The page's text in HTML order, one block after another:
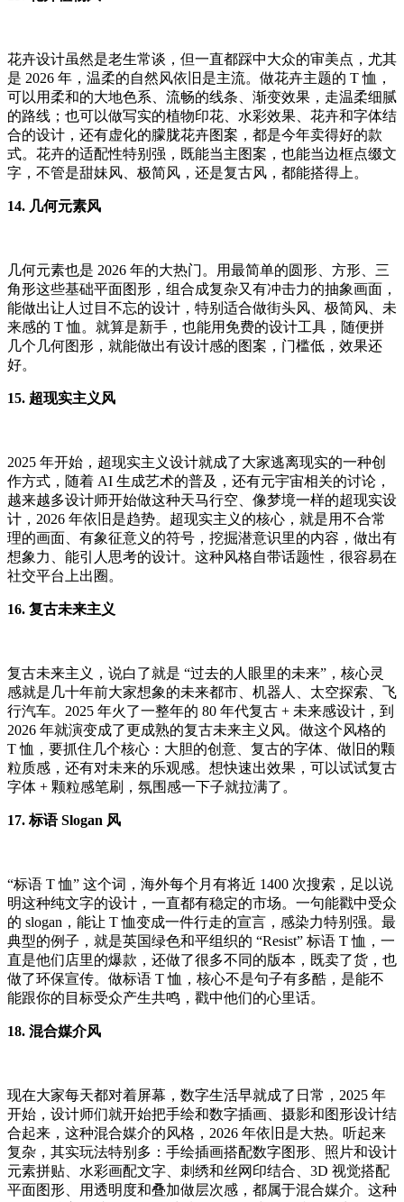
花卉设计虽然是老生常谈，但一直都踩中大众的审美点，尤其
是 2026 年，温柔的自然风依旧是主流。做花卉主题的 T 恤，
可以用柔和的大地色系、流畅的线条、渐变效果，走温柔细腻
的路线；也可以做写实的植物印花、水彩效果、花卉和字体结
合的设计，还有虚化的朦胧花卉图案，都是今年卖得好的款
式。花卉的适配性特别强，既能当主图案，也能当边框点缀文
字，不管是甜妹风、极简风，还是复古风，都能搭得上。
14. 几何元素风
几何元素也是 2026 年的大热门。用最简单的圆形、方形、三
角形这些基础平面图形，组合成复杂又有冲击力的抽象画面，
能做出让人过目不忘的设计，特别适合做街头风、极简风、未
来感的 T 恤。就算是新手，也能用免费的设计工具，随便拼
几个几何图形，就能做出有设计感的图案，门槛低，效果还
好。
15. 超现实主义风
2025 年开始，超现实主义设计就成了大家逃离现实的一种创
作方式，随着 AI 生成艺术的普及，还有元宇宙相关的讨论，
越来越多设计师开始做这种天马行空、像梦境一样的超现实设
计，2026 年依旧是趋势。超现实主义的核心，就是用不合常
理的画面、有象征意义的符号，挖掘潜意识里的内容，做出有
想象力、能引人思考的设计。这种风格自带话题性，很容易在
社交平台上出圈。
16. 复古未来主义
复古未来主义，说白了就是 “过去的人眼里的未来”，核心灵
感就是几十年前大家想象的未来都市、机器人、太空探索、飞
行汽车。2025 年火了一整年的 80 年代复古 + 未来感设计，到
2026 年就演变成了更成熟的复古未来主义风。做这个风格的
T 恤，要抓住几个核心：大胆的创意、复古的字体、做旧的颗
粒质感，还有对未来的乐观感。想快速出效果，可以试试复古
字体 + 颗粒感笔刷，氛围感一下子就拉满了。
17. 标语 Slogan 风
“标语 T 恤” 这个词，海外每个月有将近 1400 次搜索，足以说
明这种纯文字的设计，一直都有稳定的市场。一句能戳中受众
的 slogan，能让 T 恤变成一件行走的宣言，感染力特别强。最
典型的例子，就是英国绿色和平组织的 “Resist” 标语 T 恤，一
直是他们店里的爆款，还做了很多不同的版本，既卖了货，也
做了环保宣传。做标语 T 恤，核心不是句子有多酷，是能不
能跟你的目标受众产生共鸣，戳中他们的心里话。
18. 混合媒介风
现在大家每天都对着屏幕，数字生活早就成了日常，2025 年
开始，设计师们就开始把手绘和数字插画、摄影和图形设计结
合起来，这种混合媒介的风格，2026 年依旧是大热。听起来
复杂，其实玩法特别多：手绘插画搭配数字图形、照片和设计
元素拼贴、水彩画配文字、刺绣和丝网印结合、3D 视觉搭配
平面图形、用透明度和叠加做层次感，都属于混合媒介。这种